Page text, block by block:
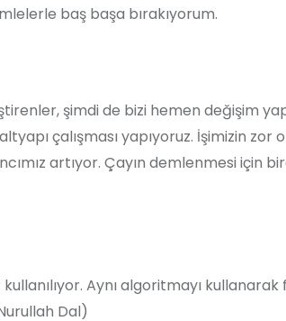
baş başa bırakıyorum.
şimdi de bizi hemen değişim
çalışması yapıyoruz. İşimizin zor
artıyor. Çayın demlenmesi için
Aynı algoritmayı kullanarak
Dal)